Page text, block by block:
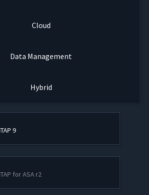
Cloud
Data Management
Hybrid
9
for ASA r2